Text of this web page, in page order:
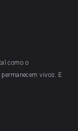
como o
vivos. E